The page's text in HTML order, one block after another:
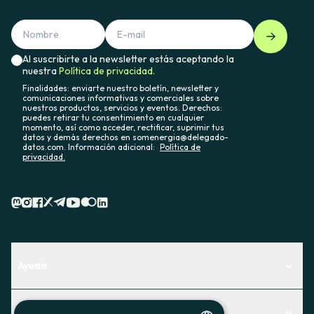
Al suscribirte a la newsletter estás aceptando la
nuestraPolítica de privacidad.
Finalidades: enviarte nuestro boletín, newsletter y
comunicaciones informativas y comerciales sobre
nuestros productos, servicios y eventos. Derechos:
puedes retirar tu consentimiento en cualquier
momento, así como acceder, rectificar, suprimir tus
datos y demás derechos en somenergia@delegado-
datos.com. Información adicional: Política de
privacidad.